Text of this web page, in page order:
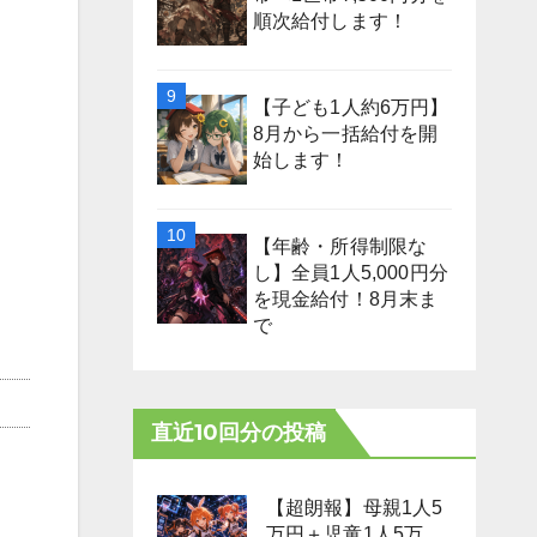
順次給付します！
【子ども1人約6万円】
8月から一括給付を開
始します！
【年齢・所得制限な
し】全員1人5,000円分
を現金給付！8月末ま
で
直近10回分の投稿
【超朗報】母親1人5